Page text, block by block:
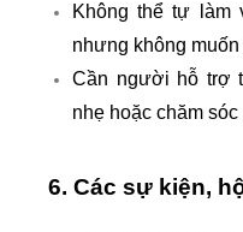
Không thể tự làm
nhưng không
Cần người hỗ trợ
nhẹ hoặc chăm
6. Các sự kiện,